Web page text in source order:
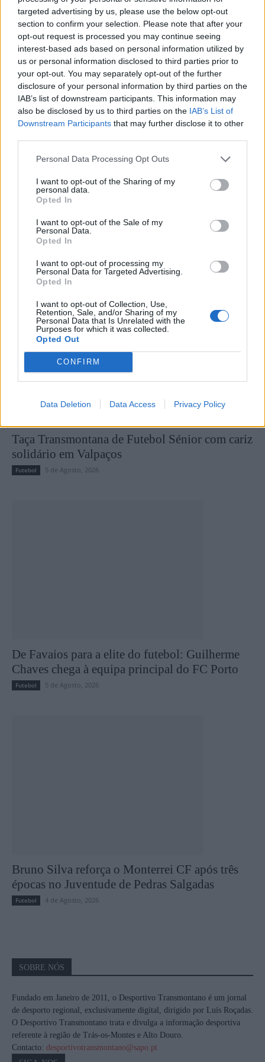
targeted advertising by us, please use the below opt-out
section to confirm your selection. Please note that after your
opt-out request is processed you may continue seeing
interest-based ads based on personal information utilized by
us or personal information disclosed to third parties prior to
your opt-out. You may separately opt-out of the further
disclosure of your personal information by third parties on the
IAB’s list of downstream participants. This information may
also be disclosed by us to third parties on the IAB’s List of
Downstream Participants that may further disclose it to other
Personal Data Processing Opt Outs
I want to opt-out of the Sharing of my
personal data.
Opted In
I want to opt-out of the Sale of my
Personal Data.
Opted In
I want to opt-out of processing my
Personal Data for Targeted Advertising.
Opted In
I want to opt-out of Collection, Use,
Retention, Sale, and/or Sharing of my
Personal Data that Is Unrelated with the
Purposes for which it was collected.
Opted Out
CONFIRM
Data Deletion Data Access Privacy Policy
dois guarda-redes do plantel, Diogo Lopes e Diogo Tavares.
Luis Roçadas
Artigo anterior
Campeonato de Portugal: Vilar
de Perdizes anuncia dois
reforços
Próximo artigo
Taça AFVR: os árbitros da
Últimas notícias
Taça Transmontana de Futebol Sénior com cariz
solidário em Valpaços
Futebol 5 de Agosto, 2026
De Favaios para a elite do futebol: Guilherme
Chaves chega à equipa principal do FC Porto
Futebol 5 de Agosto, 2026
Bruno Silva reforça o Monterrei CF após três
épocas no Juventude de Pedras Salgadas
Futebol 4 de Agosto, 2026
SOBRE NÓS
Fundado em Janeiro de 2011, o Desportivo Transmontano é um jornal
de desporto regional, exclusivamente digital, dirigido por Luís Roçadas.
O Desportivo Transmontano trata e divulga a informação desportiva
referente à região de Trás-os-Montes e Alto Douro.
Contacto: desportivotransmontano@sapo.pt